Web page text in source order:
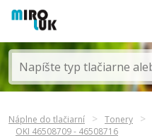
Náplne do tlačiarní Tonery
OKI 46508709 - 46508716